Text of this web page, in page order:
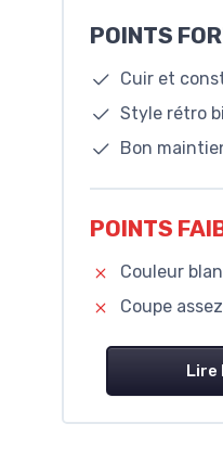
POINTS
Cuir et
Style rétro
Bon
POINTS
Couleur
Coupe
Lire